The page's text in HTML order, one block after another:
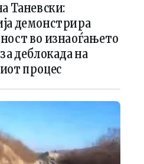
Таневски:
демонстрира
во изнаоѓањето
деблокада на
процес